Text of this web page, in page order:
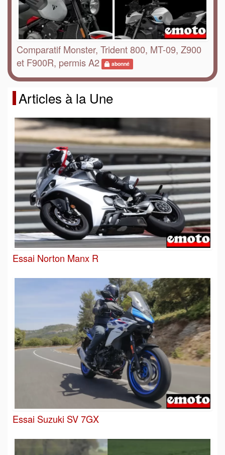
Comparatif Monster, Trident 800, MT-09, Z900
et F900R, permis A2
abonné
Articles à la Une
Essai Norton Manx R
Essai Suzuki SV 7GX